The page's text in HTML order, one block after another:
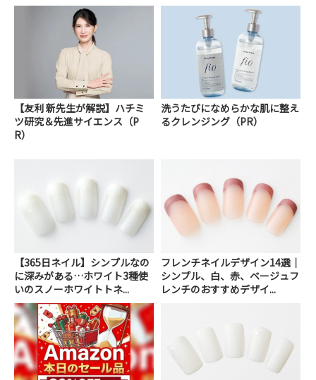
【友利 新先生が解説】ハチミ
ツ研究＆先進サイエンス（P
R）
洗うたびになめらかな肌に整え
るクレンジング（PR）
【365日ネイル】シンプルなの
に深みがある…ホワイト3種使
いのスノーホワイトトネ...
フレンチネイルデザイン14選｜
シンプル、白、赤、ベージュフ
レンチのおすすめデザイ...